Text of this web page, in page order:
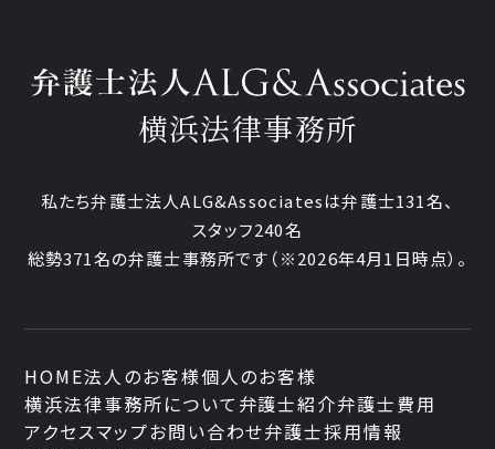
横浜法律事務所
私たち弁護士法人ALG&Associatesは弁護士131名、
スタッフ240名
総勢371名の弁護士事務所です （※2026年4月1日時点）。
HOME法人のお客様個人のお客様
横浜法律事務所について 弁護士紹介弁護士費用
アクセスマップお問い合わせ弁護士採用情報